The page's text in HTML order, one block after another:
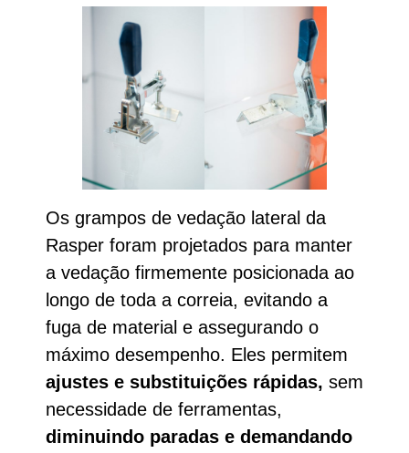
Os grampos de vedação lateral da
Rasper foram projetados para manter
a vedação firmemente posicionada ao
longo de toda a correia, evitando a
fuga de material e assegurando o
máximo desempenho. Eles permitem
ajustes e substituições rápidas, sem
necessidade de ferramentas,
diminuindo paradas e demandando